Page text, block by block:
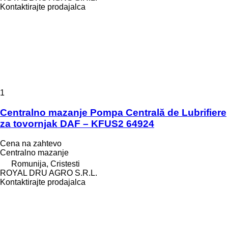
Kontaktirajte prodajalca
1
Centralno mazanje Pompa Centrală de Lubrifiere
za tovornjak DAF – KFUS2 64924
Cena na zahtevo
Centralno mazanje
Romunija, Cristesti
ROYAL DRU AGRO S.R.L.
Kontaktirajte prodajalca